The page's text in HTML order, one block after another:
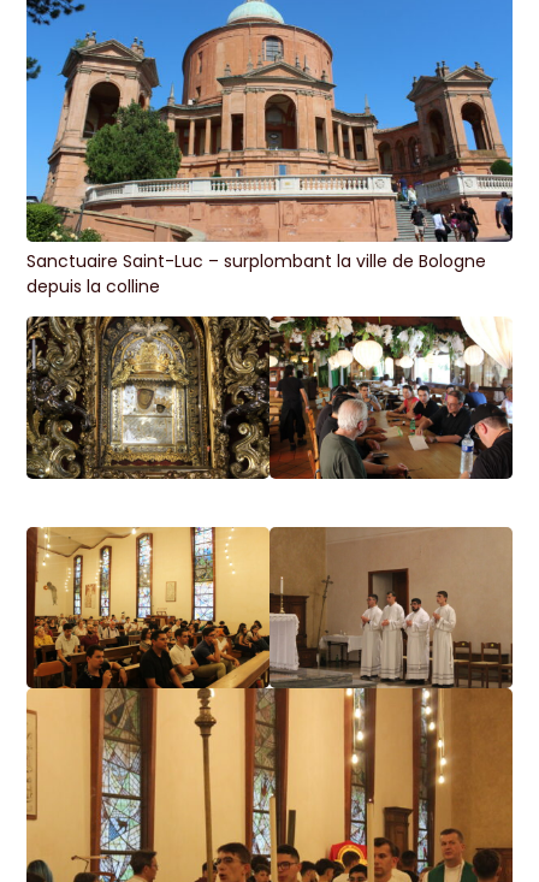
Sanctuaire Saint-Luc – surplombant la ville de Bologne
depuis la colline